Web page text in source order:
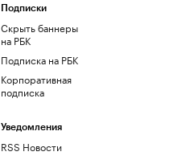
Подписки
Скрыть баннеры
на РБК
Подписка на РБК
Корпоративная
подписка
Уведомления
RSS Новости